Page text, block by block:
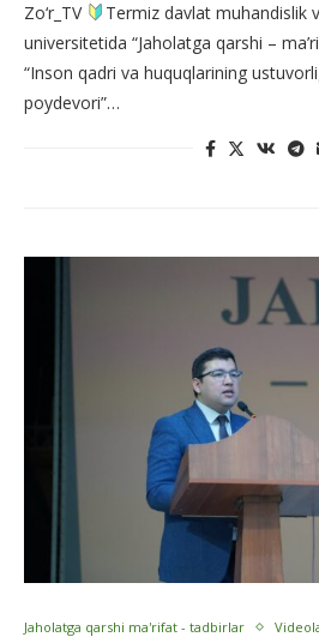
Zo‘r_TV
Termiz davlat muhandislik
universitetida “Jaholatga qarshi –
“Inson qadri va huquqlarining
poydevori”…
Jaholatga qarshi ma'rifat - tadbirlar